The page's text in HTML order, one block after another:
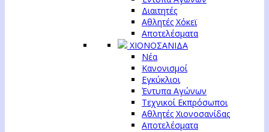
Διαιτητές
Αθλητές Χόκεϊ
Αποτελέσματα
ΧΙΟΝΟΣΑΝΙΔΑ
Νέα
Κανονισμοί
Εγκύκλιοι
Έντυπα Αγώνων
Τεχνικοί Εκπρόσωποι
Αθλητές Χιονοσανίδας
Αποτελέσματα